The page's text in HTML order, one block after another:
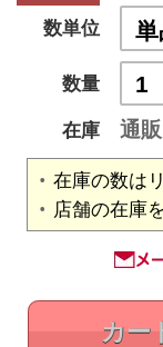
数単位
数量
在庫
通販
在庫の数は
店舗の在庫
カー